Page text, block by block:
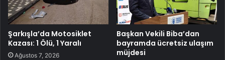
Şarkışla’da Motosiklet
Kazası: 1 Ölü, 1 Yaralı
Ağustos 7, 2026
Başkan Vekili Biba’dan
bayramda ücretsiz ulaşım
müjdesi